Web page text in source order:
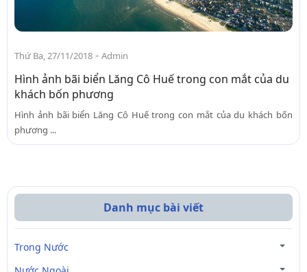
Thứ Ba, 27/11/2018 - Admin
Hình ảnh bãi biển Lăng Cô Huế trong con mắt của du
khách bốn phương
Hình ảnh bãi biển Lăng Cô Huế trong con mắt của du khách bốn
phương ...
Danh mục bài viết
Trong Nước